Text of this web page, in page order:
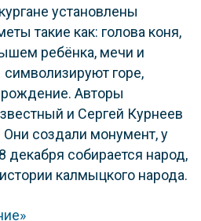
установлены
такие как: голова коня,
ребёнка, мечи и
горе,
Авторы
и Сергей Курнеев
Они создали монумент, у
декабря собирается народ,
калмыцкого народа.